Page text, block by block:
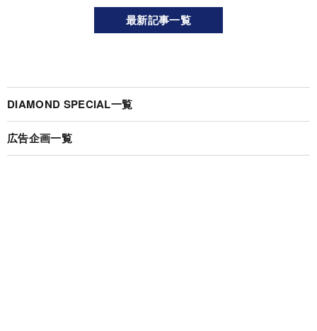
最新記事一覧
DIAMOND SPECIAL一覧
広告企画一覧